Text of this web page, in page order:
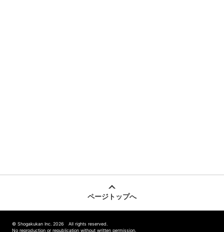
ページトップへ
© Shogakukan Inc. 2026 All rights reserved.
No reproduction or republication without written permission.